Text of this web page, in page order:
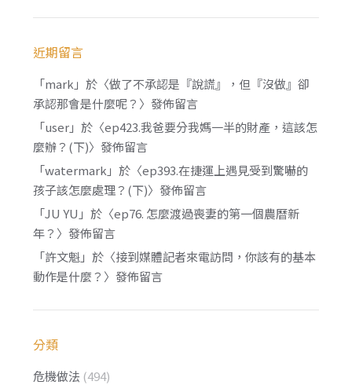
近期留言
「mark 」於〈做了不承認是『說謊』，但『沒做』卻
承認那會是什麼呢？ 〉發佈留言
「user」於〈ep423.我爸要分我媽一半的財產，這該怎
麼辦？(下)〉發佈留言
「watermark 」於〈ep393.在捷運上遇見受到驚嚇的
孩子該怎麼處理？(下)〉發佈留言
「JU YU 」於〈ep76. 怎麼渡過喪妻的第一個農曆新
年？ 〉發佈留言
「許文魁」於〈接到媒體記者來電訪問，你該有的基本
動作是什麼？ 〉發佈留言
分類
危機做法 (494)